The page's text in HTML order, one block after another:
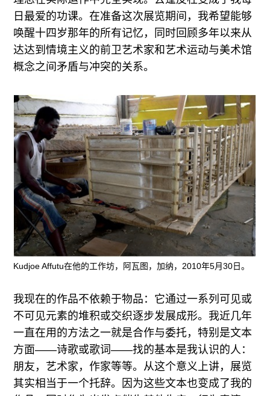
日最爱的功课。在准备这次展览期间，我希望能够
唤醒十四岁那年的所有记忆，同时回顾多年以来从
达达到情境主义的前卫艺术家和艺术运动与美术馆
概念之间矛盾与冲突的关系。
Kudjoe Affutu在他的工作坊，阿瓦图，加纳，2010年5月30日。
我现在的作品不依赖于物品：它通过一系列可见或
不可见元素的堆积或交织逐步发展成形。我近几年
一直在用的方法之一就是合作与委托，特别是文本
方面——诗歌或歌词——找的基本是我认识的人：
朋友，艺术家，作家等等。从这个意义上讲，展览
其实相当于一个托辞。因为这些文本也变成了我的